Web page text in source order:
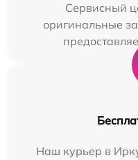
Сервисный
оригинальные
Наш курьер в